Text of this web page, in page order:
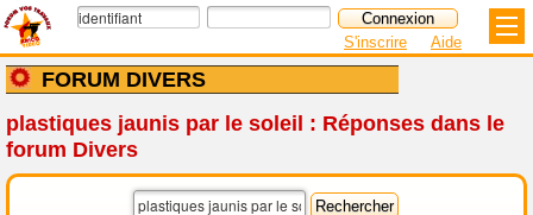
FORUM DIVERS
S'inscrire Aide
plastiques jaunis par le soleil : Réponses dans le
forum Divers